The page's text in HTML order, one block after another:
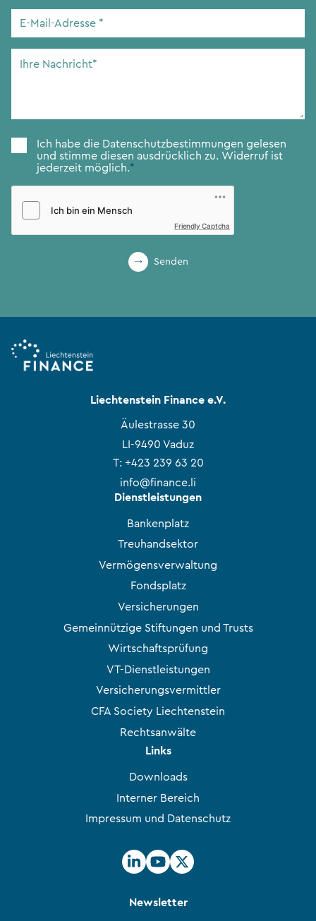
E-
Adresse*
Zustimmung*
Ich habe die Datenschutzbestimmungen gelesen
und stimme diesen ausdrücklich zu. Widerruf ist
jederzeit möglich.*
Friendly Captcha
Senden
Liechtenstein Finance e.V.
Äulestrasse 30
LI-9490 Vaduz
T: +423 239 63 20
info@finance.li
Dienstleistungen
Bankenplatz
Treuhandsektor
Vermögensverwaltung
Fondsplatz
Versicherungen
Gemeinnützige Stiftungen und Trusts
Wirtschaftsprüfung
VT-Dienstleistungen
Versicherungsvermittler
CFA Society Liechtenstein
Rechtsanwälte
Links
Downloads
Interner Bereich
Impressum und Datenschutz
Newsletter